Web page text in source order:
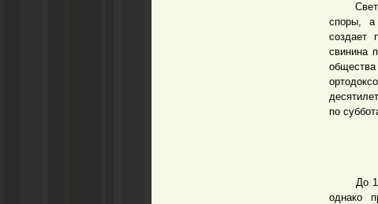
споры, а
создает
свинина
по
До
однако